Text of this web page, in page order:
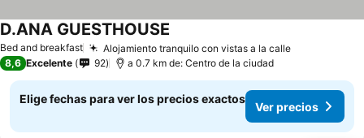
Bed and breakfast Alojamiento tranquilo con vistas a la calleVer precios
D.ANA GUESTHOUSE
8,6 Excelente 92 a 0.7 km de: Centro de la ciudad
Elige fechas para ver los precios exactos
Ver precios